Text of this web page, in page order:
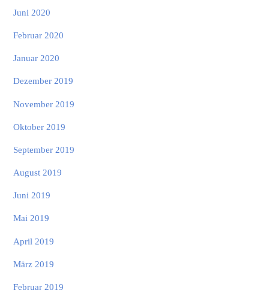
Juni 2020
Februar 2020
Januar 2020
Dezember 2019
November 2019
Oktober 2019
September 2019
August 2019
Juni 2019
Mai 2019
April 2019
März 2019
Februar 2019